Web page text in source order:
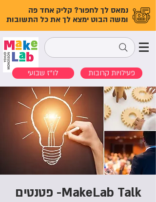
נמאס לך לחפור? קליק אחד פה
ומשה הבוט ימצא לך את כל התשובות
לו"ז שבועי פעילויות קרובות
MakeLab Talk- פטנטים